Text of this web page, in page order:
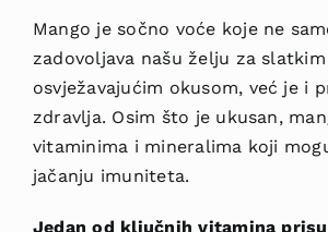
Mango je sočno voće koje ne
zadovoljava našu želju za
osvježavajućim okusom, već je i
zdravlja. Osim što je ukusan,
vitaminima i mineralima koji
jačanju imuniteta.
Jedan od ključnih vitamina